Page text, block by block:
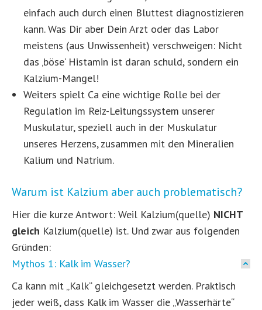
einfach auch durch einen Bluttest diagnostizieren
kann. Was Dir aber Dein Arzt oder das Labor
meistens (aus Unwissenheit) verschweigen: Nicht
das ‚böse‘ Histamin ist daran schuld, sondern ein
Kalzium-Mangel!
Weiters spielt Ca eine wichtige Rolle bei der
Regulation im Reiz-Leitungssystem unserer
Muskulatur, speziell auch in der Muskulatur
unseres Herzens, zusammen mit den Mineralien
Kalium und Natrium.
Warum ist Kalzium aber auch problematisch?
Hier die kurze Antwort: Weil Kalzium(quelle) NICHT
gleich Kalzium(quelle) ist. Und zwar aus folgenden
Gründen:
Mythos 1: Kalk im Wasser?
Ca kann mit „Kalk“ gleichgesetzt werden. Praktisch
jeder weiß, dass Kalk im Wasser die „Wasserhärte“